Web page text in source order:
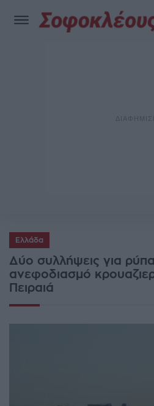
Ελλάδα
Δύο συλλήψεις για
ανεφοδιασμό
Πειραιά